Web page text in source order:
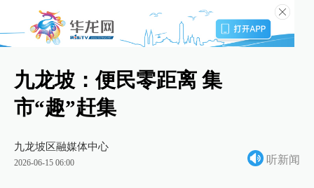
九龙坡：便民零距离 集
市“趣”赶集
九龙坡区融媒体中心
2026-06-15 06:00 听新闻